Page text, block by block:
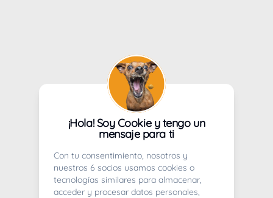
¡Hola! Soy Cookie y tengo un
mensaje para ti
Con tu consentimiento, nosotros y
nuestros 6 socios usamos cookies o
tecnologías similares para almacenar,
acceder y procesar datos personales,